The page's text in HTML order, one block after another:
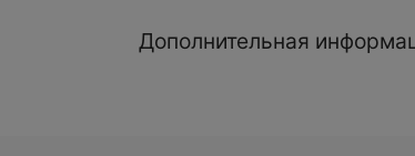
Дополнительная